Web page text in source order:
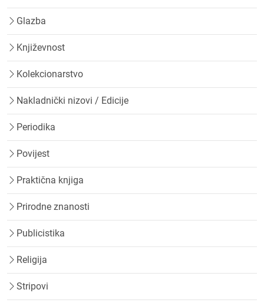
Glazba
Književnost
Kolekcionarstvo
Nakladnički nizovi / Edicije
Periodika
Povijest
Praktična knjiga
Prirodne znanosti
Publicistika
Religija
Stripovi